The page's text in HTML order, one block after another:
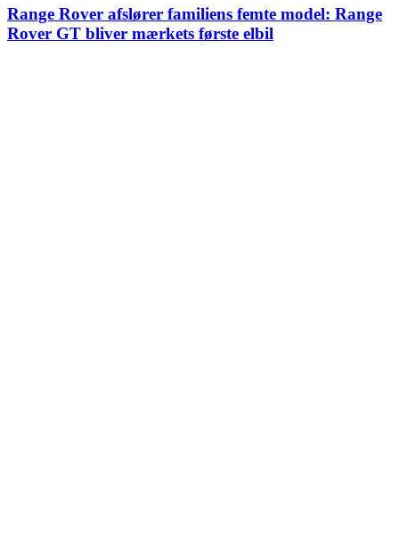
Range Rover afslører familiens femte model: Range
Rover GT bliver mærkets første elbil